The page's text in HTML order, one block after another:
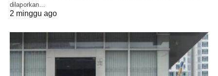
dilaporkan…
2 minggu ago